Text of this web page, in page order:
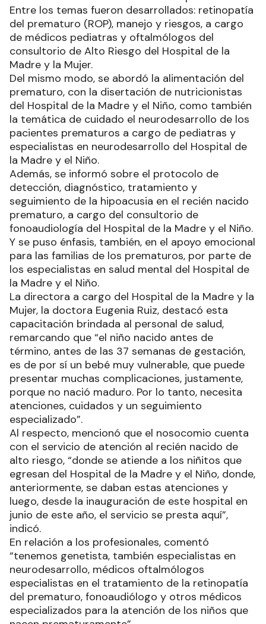
Entre los temas fueron desarrollados: retinopatía
del prematuro (ROP), manejo y riesgos, a cargo
de médicos pediatras y oftalmólogos del
consultorio de Alto Riesgo del Hospital de la
Madre y la Mujer.
Del mismo modo, se abordó la alimentación del
prematuro, con la disertación de nutricionistas
del Hospital de la Madre y el Niño, como también
la temática de cuidado el neurodesarrollo de los
pacientes prematuros a cargo de pediatras y
especialistas en neurodesarrollo del Hospital de
la Madre y el Niño.
Además, se informó sobre el protocolo de
detección, diagnóstico, tratamiento y
seguimiento de la hipoacusia en el recién nacido
prematuro, a cargo del consultorio de
fonoaudiología del Hospital de la Madre y el Niño.
Y se puso énfasis, también, en el apoyo emocional
para las familias de los prematuros, por parte de
los especialistas en salud mental del Hospital de
la Madre y el Niño.
La directora a cargo del Hospital de la Madre y la
Mujer, la doctora Eugenia Ruiz, destacó esta
capacitación brindada al personal de salud,
remarcando que “el niño nacido antes de
término, antes de las 37 semanas de gestación,
es de por sí un bebé muy vulnerable, que puede
presentar muchas complicaciones, justamente,
porque no nació maduro. Por lo tanto, necesita
atenciones, cuidados y un seguimiento
especializado”.
Al respecto, mencionó que el nosocomio cuenta
con el servicio de atención al recién nacido de
alto riesgo, “donde se atiende a los niñitos que
egresan del Hospital de la Madre y el Niño, donde,
anteriormente, se daban estas atenciones y
luego, desde la inauguración de este hospital en
junio de este año, el servicio se presta aquí”,
indicó.
En relación a los profesionales, comentó
“tenemos genetista, también especialistas en
neurodesarrollo, médicos oftalmólogos
especialistas en el tratamiento de la retinopatía
del prematuro, fonoaudiólogo y otros médicos
especializados para la atención de los niños que